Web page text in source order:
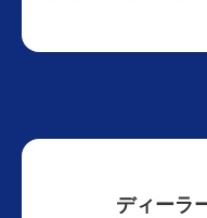
ディーラ